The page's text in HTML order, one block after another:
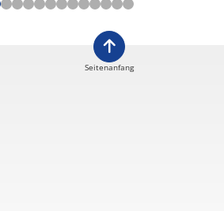
Seitenanfang